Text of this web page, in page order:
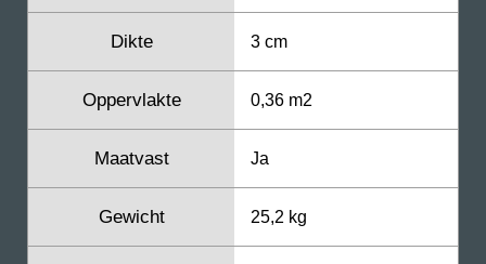
Dikte 3 cm
Oppervlakte 0,36 m2
Maatvast Ja
Gewicht 25,2 kg